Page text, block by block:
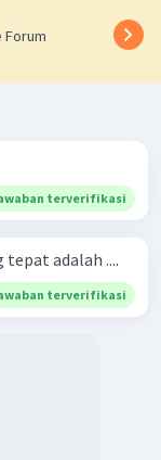
Forum
terverifikasi
adalah ....
terverifikasi